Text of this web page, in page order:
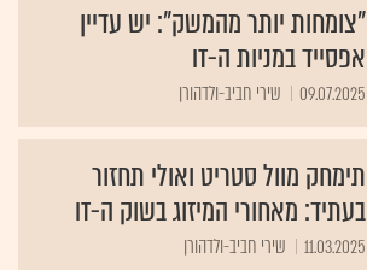
"צומחות יותר מהמשק": יש עדיין
אפסייד במניות ה-IT
09.07.2025 שירי חביב-ולדהורן
תימחק מוול סטריט ואולי תחזור
בעתיד: מאחורי המיזוג בשוק ה-IT
11.03.2025 שירי חביב-ולדהורן